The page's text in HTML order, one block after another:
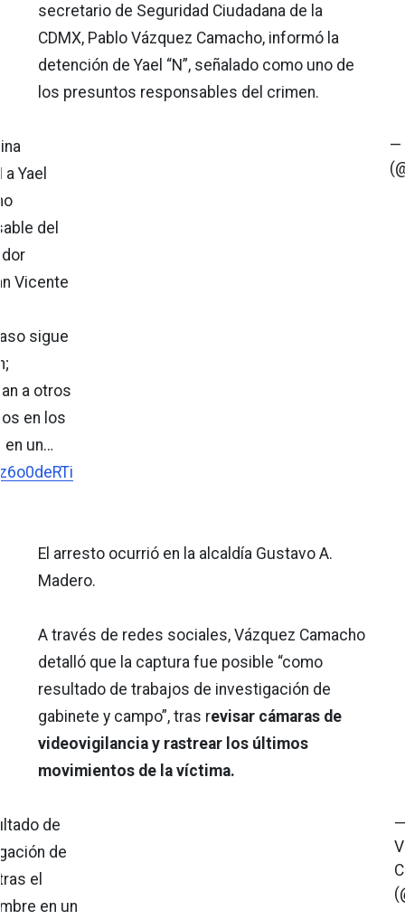
secretario de Seguridad Ciudadana de la
CDMX, Pablo Vázquez Camacho, informó la
detención de Yael “N”, señalado como uno de
los presuntos responsables del crimen.
Yael
del
Vicente
sigue
a otros
en los
un…
—
El arresto ocurrió en la alcaldía Gustavo A.
Madero.
A través de redes sociales, Vázquez Camacho
detalló que la captura fue posible “como
resultado de trabajos de investigación de
gabinete y campo”, tras revisar cámaras de
videovigilancia y rastrear los últimos
movimientos de la víctima.
de
de
el
en un